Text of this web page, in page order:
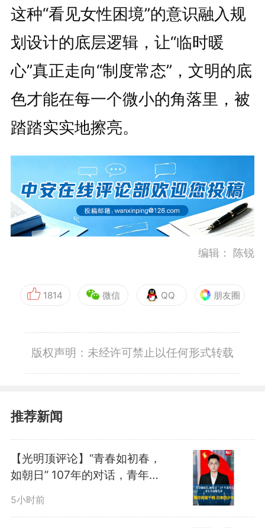
这种“看见女性困境”的意识融入规
划设计的底层逻辑，让“临时暖
心”真正走向“制度常态”，文明的底
色才能在每一个微小的角落里，被
踏踏实实地擦亮。
编辑： 陈锐
1814 微信 QQ 朋友圈
版权声明：未经许可禁止以任何形式转载
推荐新闻
【光明顶评论】“青春如初春，
如朝日” 107年的对话，青年节
仍少年
5小时前